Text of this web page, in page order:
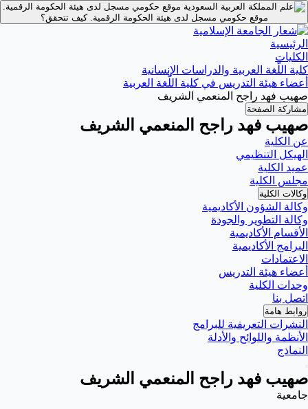
موقع حكومي مسجل لدى هيئة الحكومة الرقمية.
موقع حكومي مسجل لدى هيئة الحكومة الرقمية.كيف تتحقق؟
الرئيسية
الكليات
كلية اللّغة العربية والدراسات الإنسانية
أعضاء هيئة التدريس في كلية اللّغة العربية
صهيب فهد راجح المنعمي الشريف
مشاركة الصفحة
صهيب فهد راجح المنعمي الشريف
عن الكلية
الهيكل التنظيمي
عميد الكلية
مجلس الكلية
وكالات الكلية
وكالة الشؤون الأكاديمية
وكالة التطوير والجودة
الأقسام الأكاديمية
البرامج الأكاديمية
الاعتمادات
أعضاء هيئة التدريس
وحدات الكلية
اتصل بنا
روابط هامة
النشرات التعريفية للبرامج
الأنظمة واللوائح والأدلة
النماذج
صهيب فهد راجح المنعمي الشريف
جامعية